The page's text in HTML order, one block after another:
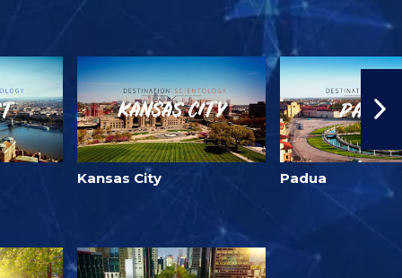
Kansas City Padua